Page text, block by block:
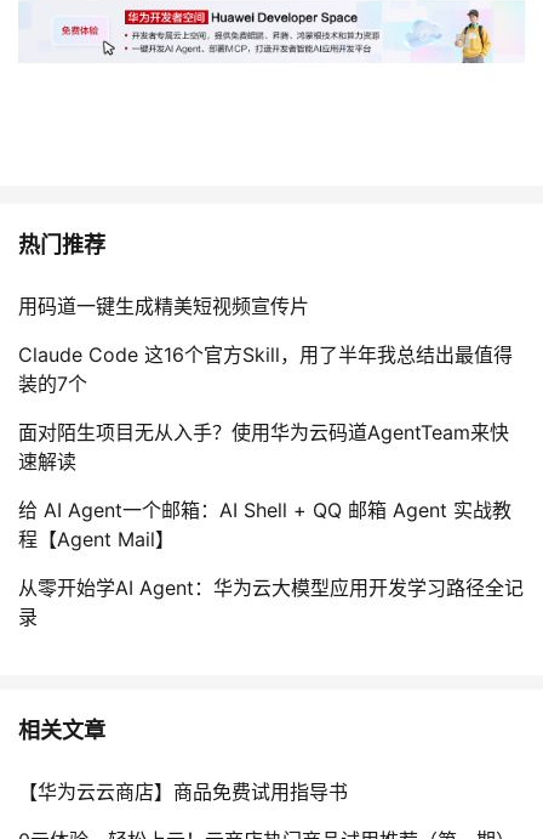
热门推荐
用码道一键生成精美短视频宣传片
Claude Code 这16个官方Skill，用了半年我总结出最值得
装的7个
面对陌生项目无从入手？使用华为云码道AgentTeam来快
速解读
给 AI Agent一个邮箱：AI Shell + QQ 邮箱 Agent 实战教
程【Agent Mail】
从零开始学AI Agent：华为云大模型应用开发学习路径全记
录
相关文章
【华为云云商店】商品免费试用指导书